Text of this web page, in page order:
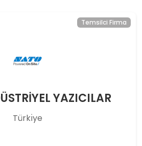
Temsilci Firma
YAZICILAR
Türkı̇ye